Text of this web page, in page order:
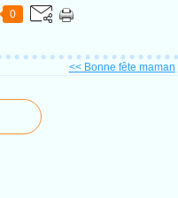
0
<< Bonne fête maman